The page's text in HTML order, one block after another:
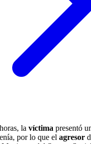
la víctima presentó
por lo que el agresor